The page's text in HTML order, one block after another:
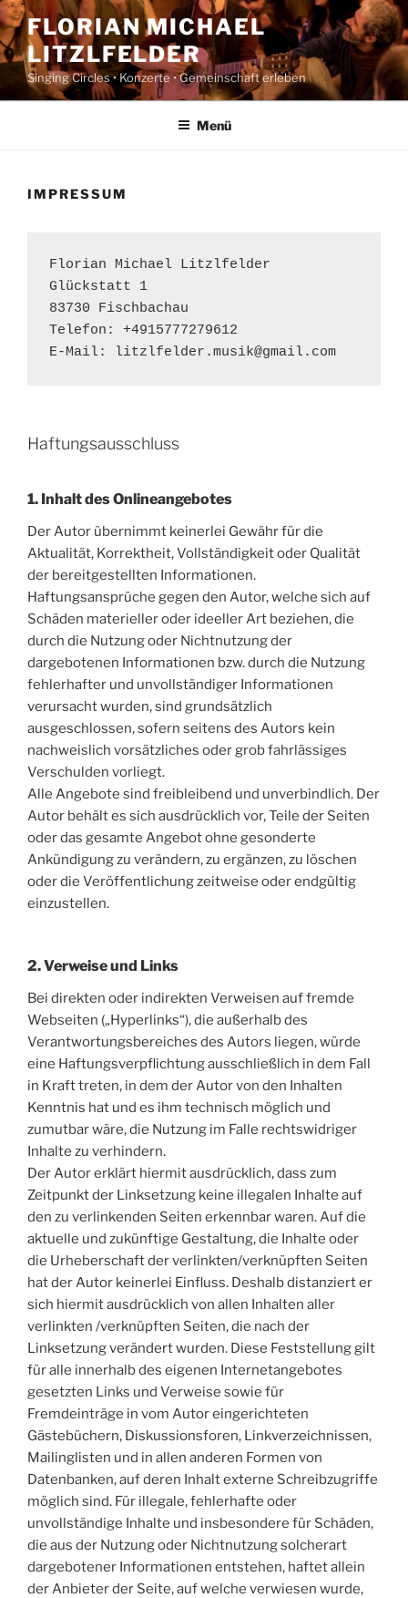
Zum
Inhalt
springen
FLORIAN MICHAEL
LITZLFELDER
Singing Circles • Konzerte • Gemeinschaft erleben
Menü
IMPRESSUM
Florian Michael Litzlfelder
Glückstatt 1
83730 Fischbachau
Telefon: +4915777279612
E-Mail: litzlfelder.musik@gmail.com
Haftungsausschluss
1. Inhalt des Onlineangebotes
Der Autor übernimmt keinerlei Gewähr für die
Aktualität, Korrektheit, Vollständigkeit oder Qualität
der bereitgestellten Informationen.
Haftungsansprüche gegen den Autor, welche sich auf
Schäden materieller oder ideeller Art beziehen, die
durch die Nutzung oder Nichtnutzung der
dargebotenen Informationen bzw. durch die Nutzung
fehlerhafter und unvollständiger Informationen
verursacht wurden, sind grundsätzlich
ausgeschlossen, sofern seitens des Autors kein
nachweislich vorsätzliches oder grob fahrlässiges
Verschulden vorliegt.
Alle Angebote sind freibleibend und unverbindlich. Der
Autor behält es sich ausdrücklich vor, Teile der Seiten
oder das gesamte Angebot ohne gesonderte
Ankündigung zu verändern, zu ergänzen, zu löschen
oder die Veröffentlichung zeitweise oder endgültig
einzustellen.
2. Verweise und Links
Bei direkten oder indirekten Verweisen auf fremde
Webseiten („Hyperlinks“), die außerhalb des
Verantwortungsbereiches des Autors liegen, würde
eine Haftungsverpflichtung ausschließlich in dem Fall
in Kraft treten, in dem der Autor von den Inhalten
Kenntnis hat und es ihm technisch möglich und
zumutbar wäre, die Nutzung im Falle rechtswidriger
Inhalte zu verhindern.
Der Autor erklärt hiermit ausdrücklich, dass zum
Zeitpunkt der Linksetzung keine illegalen Inhalte auf
den zu verlinkenden Seiten erkennbar waren. Auf die
aktuelle und zukünftige Gestaltung, die Inhalte oder
die Urheberschaft der verlinkten/verknüpften Seiten
hat der Autor keinerlei Einfluss. Deshalb distanziert er
sich hiermit ausdrücklich von allen Inhalten aller
verlinkten /verknüpften Seiten, die nach der
Linksetzung verändert wurden. Diese Feststellung gilt
für alle innerhalb des eigenen Internetangebotes
gesetzten Links und Verweise sowie für
Fremdeinträge in vom Autor eingerichteten
Gästebüchern, Diskussionsforen, Linkverzeichnissen,
Mailinglisten und in allen anderen Formen von
Datenbanken, auf deren Inhalt externe Schreibzugriffe
möglich sind. Für illegale, fehlerhafte oder
unvollständige Inhalte und insbesondere für Schäden,
die aus der Nutzung oder Nichtnutzung solcherart
dargebotener Informationen entstehen, haftet allein
der Anbieter der Seite, auf welche verwiesen wurde,